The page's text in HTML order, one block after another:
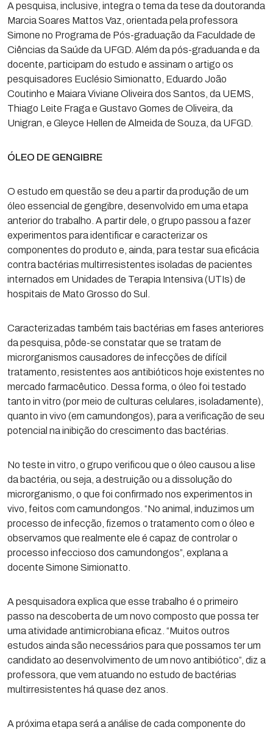
A pesquisa, inclusive, integra o tema da tese da doutoranda
Marcia Soares Mattos Vaz, orientada pela professora
Simone no Programa de Pós-graduação da Faculdade de
Ciências da Saúde da UFGD. Além da pós-graduanda e da
docente, participam do estudo e assinam o artigo os
pesquisadores Euclésio Simionatto, Eduardo João
Coutinho e Maiara Viviane Oliveira dos Santos, da UEMS,
Thiago Leite Fraga e Gustavo Gomes de Oliveira, da
Unigran, e Gleyce Hellen de Almeida de Souza, da UFGD.
ÓLEO DE GENGIBRE
O estudo em questão se deu a partir da produção de um
óleo essencial de gengibre, desenvolvido em uma etapa
anterior do trabalho. A partir dele, o grupo passou a fazer
experimentos para identificar e caracterizar os
componentes do produto e, ainda, para testar sua eficácia
contra bactérias multirresistentes isoladas de pacientes
internados em Unidades de Terapia Intensiva (UTIs) de
hospitais de Mato Grosso do Sul.
Caracterizadas também tais bactérias em fases anteriores
da pesquisa, pôde-se constatar que se tratam de
microrganismos causadores de infecções de difícil
tratamento, resistentes aos antibióticos hoje existentes no
mercado farmacêutico. Dessa forma, o óleo foi testado
tanto in vitro (por meio de culturas celulares, isoladamente),
quanto in vivo (em camundongos), para a verificação de seu
potencial na inibição do crescimento das bactérias.
No teste in vitro, o grupo verificou que o óleo causou a lise
da bactéria, ou seja, a destruição ou a dissolução do
microrganismo, o que foi confirmado nos experimentos in
vivo, feitos com camundongos. “No animal, induzimos um
processo de infecção, fizemos o tratamento com o óleo e
observamos que realmente ele é capaz de controlar o
processo infeccioso dos camundongos”, explana a
docente Simone Simionatto.
A pesquisadora explica que esse trabalho é o primeiro
passo na descoberta de um novo composto que possa ter
uma atividade antimicrobiana eficaz. “Muitos outros
estudos ainda são necessários para que possamos ter um
candidato ao desenvolvimento de um novo antibiótico”, diz a
professora, que vem atuando no estudo de bactérias
multirresistentes há quase dez anos.
A próxima etapa será a análise de cada componente do